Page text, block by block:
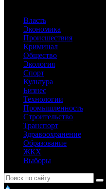
Власть
Экономика
Происшествия
Криминал
Общество
Экология
Спорт
Культура
Бизнес
Технологии
Промышленность
Строительство
Транспорт
Здравоохранение
Образование
ЖКХ
Выборы